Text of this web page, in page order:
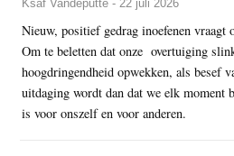
Ksaf Vandeputte - 22 juli 2026
Nieuw, positief gedrag inoefenen vraagt
Om te beletten dat onze overtuiging
hoogdringendheid opwekken, als besef
uitdaging wordt dan dat we elk moment
is voor onszelf en voor anderen.